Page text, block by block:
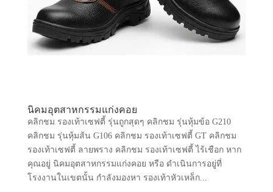
นิคมอุตสาหกรรมแก่งคอย
คลิกชม รองเท้าเซฟตี้ รุ่นถูกสุดๆ คลิกชม รุ่นหุ้มข้อ G210
คลิกชม รุ่นหุ้มส้น G106 คลิกชม รองเท้าเซฟตี้ GT คลิกชม
รองเท้าเซฟตี้ ลายพราง คลิกชม รองเท้าเซฟตี้ ไร้เชือก หาก
คุณอยู่ นิคมอุตสาหกรรมแก่งคอย หรือ ดำเนินการอยู่ที่
โรงงานในเขตนั้น กำลังมองหา รองเท้าหัวเหล็ก...